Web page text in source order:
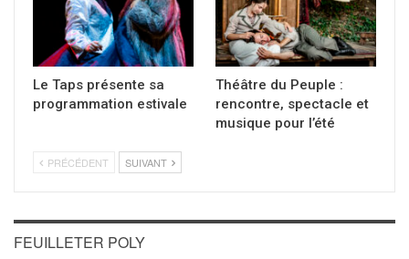
Le Taps présente sa
programmation estivale
Théâtre du Peuple :
rencontre, spectacle et
musique pour l’été
PRÉCÉDENT SUIVANT
FEUILLETER POLY